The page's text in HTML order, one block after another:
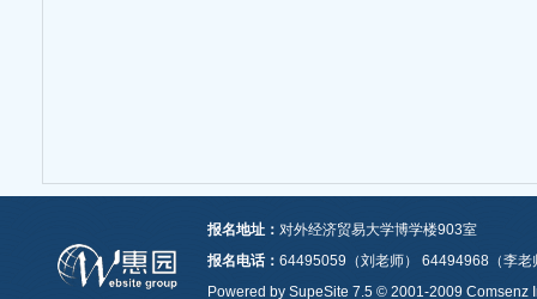
报名地址： 对外经济贸易大学博学楼903室
报名电话： 64495059（刘老师） 64494968（李老
Powered by SupeSite 7.5 © 2001-2009 Comsenz